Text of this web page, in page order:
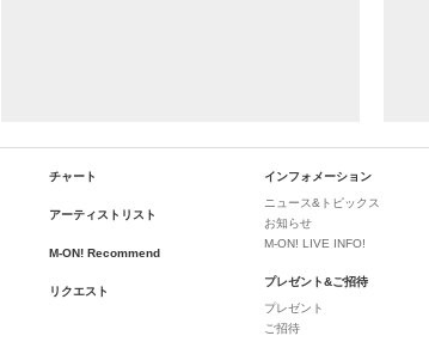
チャート
アーティストリスト
M-ON! Recommend
リクエスト
インフォメーション
ニュース&トピックス
お知らせ
M-ON! LIVE INFO!
プレゼント&ご招待
プレゼント
ご招待